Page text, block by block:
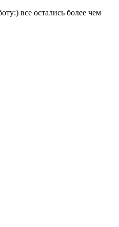
все остались более чем